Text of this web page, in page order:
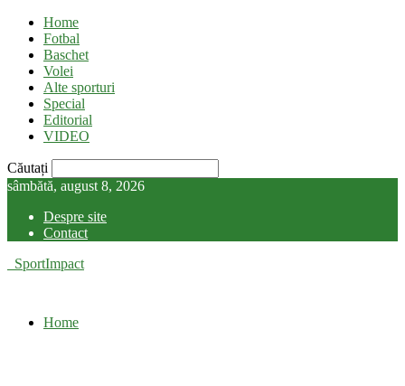
Home
Fotbal
Baschet
Volei
Alte sporturi
Special
Editorial
VIDEO
Căutați
sâmbătă, august 8, 2026
Despre site
Contact
SportImpact
Home